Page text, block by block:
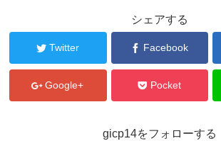
シェアする
Twitter Facebook
Google+ Pocket
gicp14をフォローする